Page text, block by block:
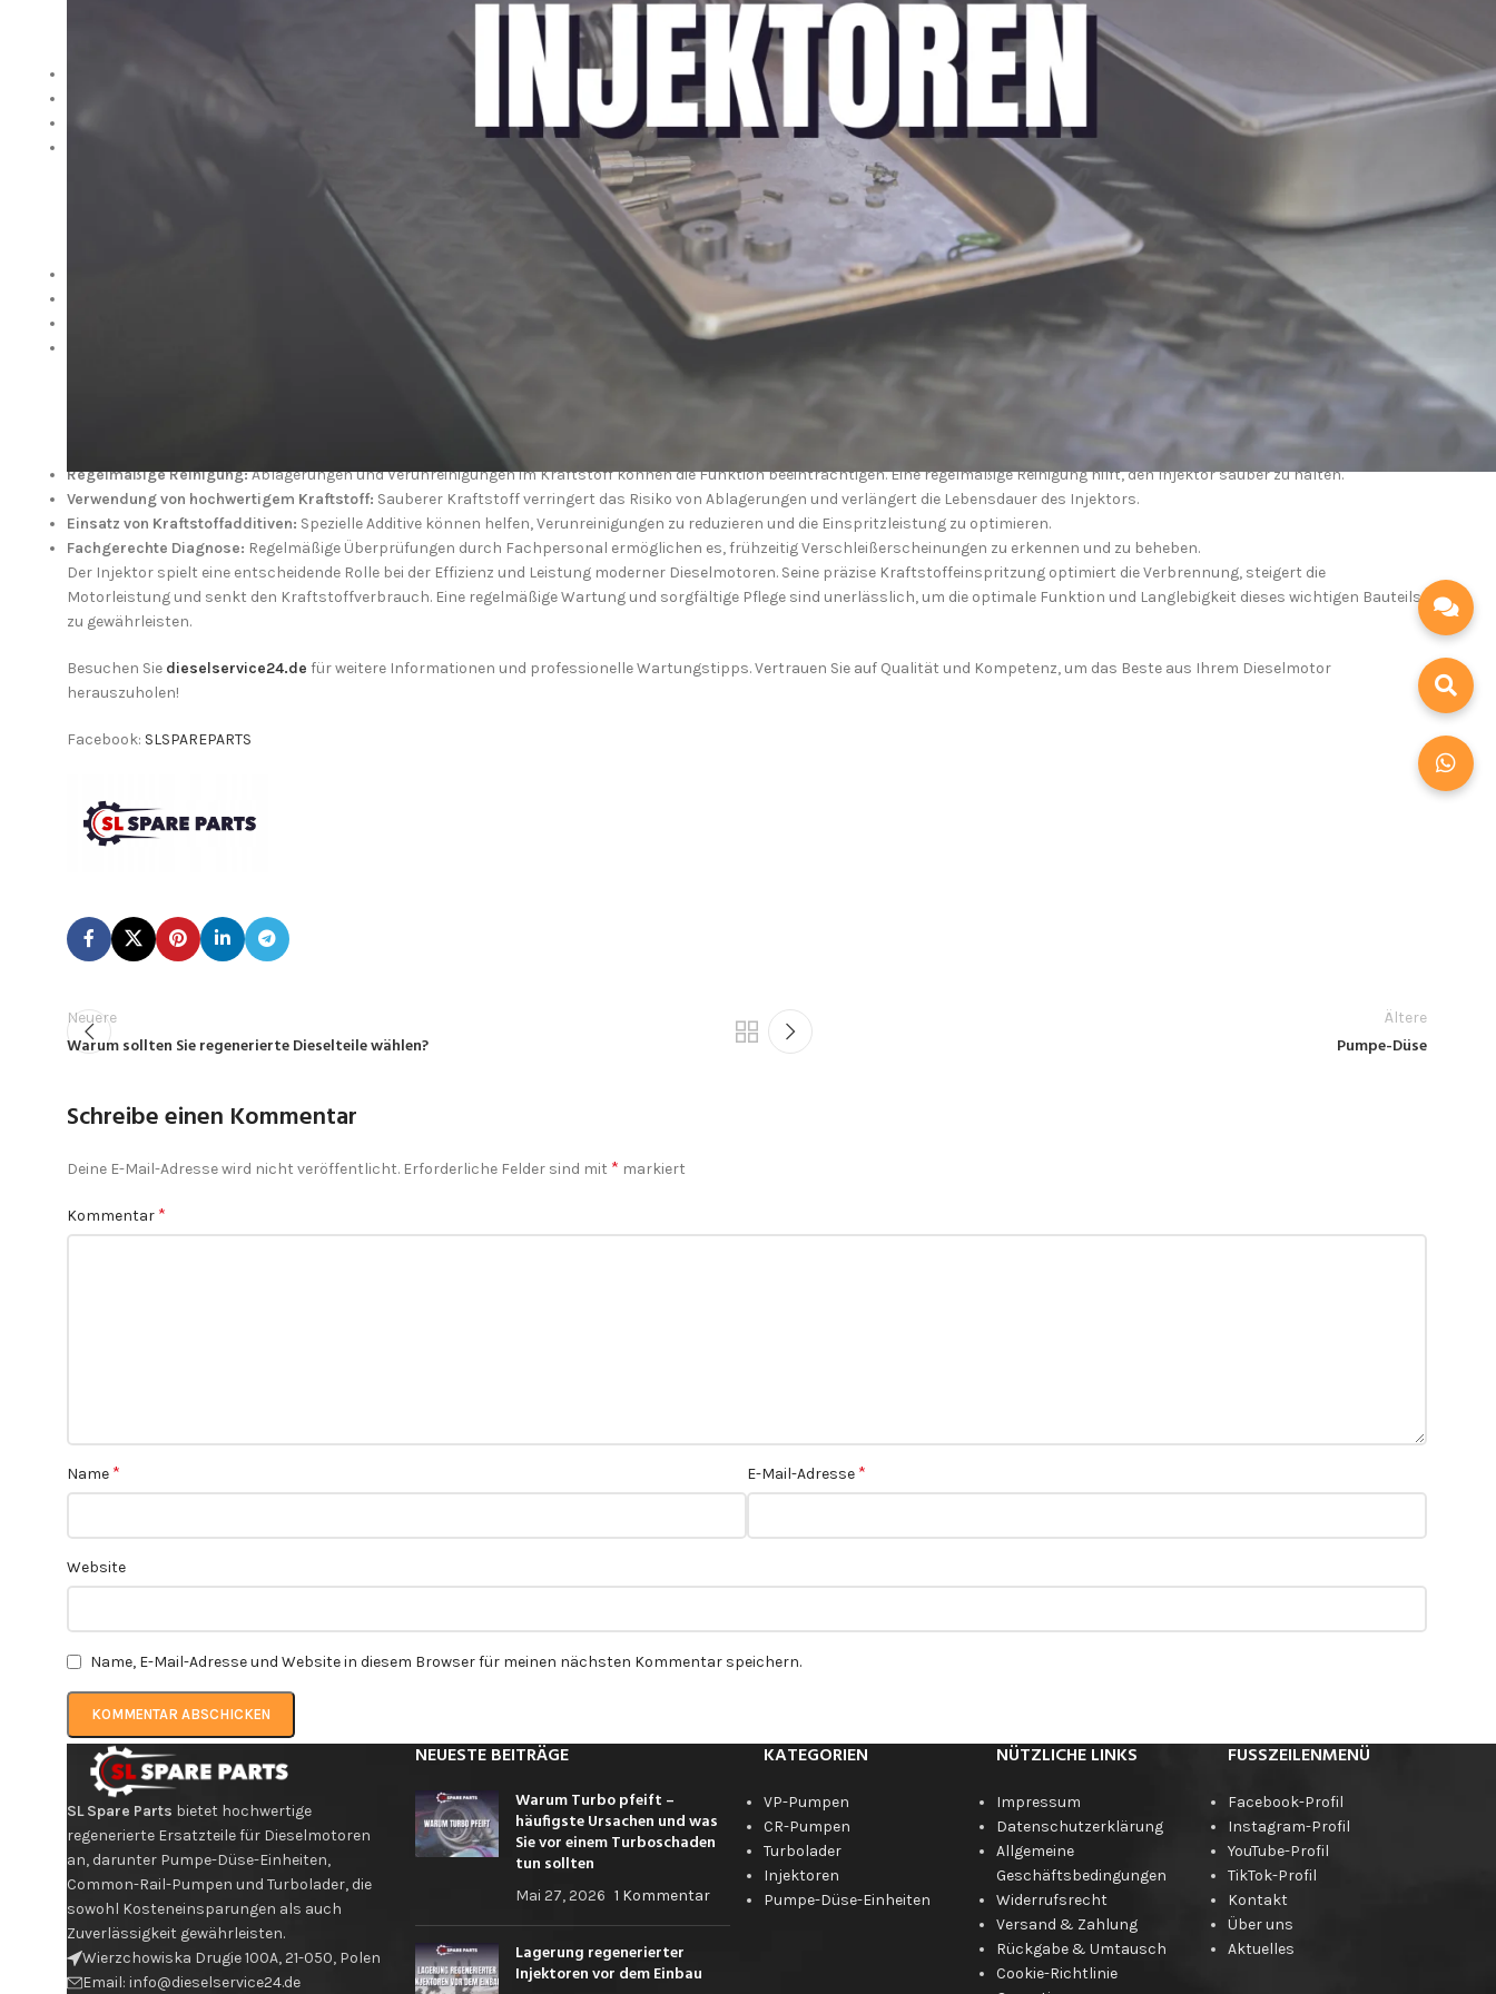
Dank der feinen Zerstäubung wird der Kraftstoff gleichmäßig verteilt, was zu einer verbesserten Verbrennung führt.
Steigerung der Motorleistung:
Ein präzise arbeitender Injektor trägt zur Leistungsoptimierung des Motors bei, da mehr Energie aus dem Kraftstoff gewonnen wird.
Durch die genaue Dosierung wird der Kraftstoffverbrauch minimiert, was wirtschaftlich und umweltfreundlich ist.
Eine effiziente Verbrennung senkt die Schadstoffemissionen und schont so die Umwelt.
Typische Probleme mit Injektoren
Trotz ihrer hohen Präzision können Injektoren im Laufe der Zeit Verschleißerscheinungen oder Verunreinigungen aufweisen. Zu den häufigsten Problemen zählen:
Verschmutzte oder abgenutzte Injektoren können nicht mehr die optimale Kraftstoffmenge einspritzen.
Eine ineffiziente Einspritzung führt oft zu einem spürbar höheren Verbrauch.
Probleme im Einspritzsystem können Vibrationen und einen ungleichmäßigen Motorlauf verursachen.
Vor allem bei niedrigen Temperaturen können defekte Injektoren das Starten des Motors erschweren.
Um die Langlebigkeit und Effizienz eines Injektors zu sichern, ist regelmäßige Wartung unerlässlich:
Regelmäßige Reinigung:Ablagerungen und Verunreinigungen im Kraftstoff können die Funktion beeinträchtigen. Eine regelmäßige Reinigung hilft, den Injektor sauber zu halten.
Verwendung von hochwertigem Kraftstoff: Sauberer Kraftstoff verringert das Risiko von Ablagerungen und verlängert die Lebensdauer des Injektors.
Einsatz von Kraftstoffadditiven: Spezielle Additive können helfen, Verunreinigungen zu reduzieren und die Einspritzleistung zu optimieren.
Fachgerechte Diagnose: Regelmäßige Überprüfungen durch Fachpersonal ermöglichen es, frühzeitig Verschleißerscheinungen zu erkennen und zu beheben.
Der Injektor spielt eine entscheidende Rolle bei der Effizienz und Leistung moderner Dieselmotoren. Seine präzise Kraftstoffeinspritzung optimiert die Verbrennung, steigert die
Motorleistung und senkt den Kraftstoffverbrauch. Eine regelmäßige Wartung und sorgfältige Pflege sind unerlässlich, um die optimale Funktion und Langlebigkeit dieses wichtigen Bauteils
zu gewährleisten.
Besuchen Sie dieselservice24.de für weitere Informationen und professionelle Wartungstipps. Vertrauen Sie auf Qualität und Kompetenz, um das Beste aus Ihrem Dieselmotor
herauszuholen!
Facebook: SLSPAREPARTS
Neuere
Warum sollten Sie regenerierte Dieselteile wählen?
Ältere
Pumpe-Düse
Schreibe einen Kommentar
Deine E-Mail-Adresse wird nicht veröffentlicht. Erforderliche Felder sind mit * markiert
Kommentar *
Name * E-Mail-Adresse *
Website
Name, E-Mail-Adresse und Website in diesem Browser für meinen nächsten Kommentar speichern.
SL Spare Parts bietet hochwertige
regenerierte Ersatzteile für Dieselmotoren
an, darunter Pumpe-Düse-Einheiten,
Common-Rail-Pumpen und Turbolader, die
sowohl Kosteneinsparungen als auch
Zuverlässigkeit gewährleisten.
Wierzchowiska Drugie 100A, 21-050, Polen
Email: info@dieselservice24.de
NEUESTE BEITRÄGE
Warum Turbo pfeift –
häufigste Ursachen und was
Sie vor einem Turboschaden
tun sollten
Mai 27, 2026 1 Kommentar
Lagerung regenerierter
Injektoren vor dem Einbau
KATEGORIEN
VP-Pumpen
CR-Pumpen
Turbolader
Injektoren
Pumpe-Düse-Einheiten
NÜTZLICHE LINKS
Impressum
Datenschutzerklärung
Allgemeine
Geschäftsbedingungen
Widerrufsrecht
Versand & Zahlung
Rückgabe & Umtausch
Cookie-Richtlinie
FUSSZEILENMENÜ
Facebook-Profil
Instagram-Profil
YouTube-Profil
TikTok-Profil
Kontakt
Über uns
Aktuelles